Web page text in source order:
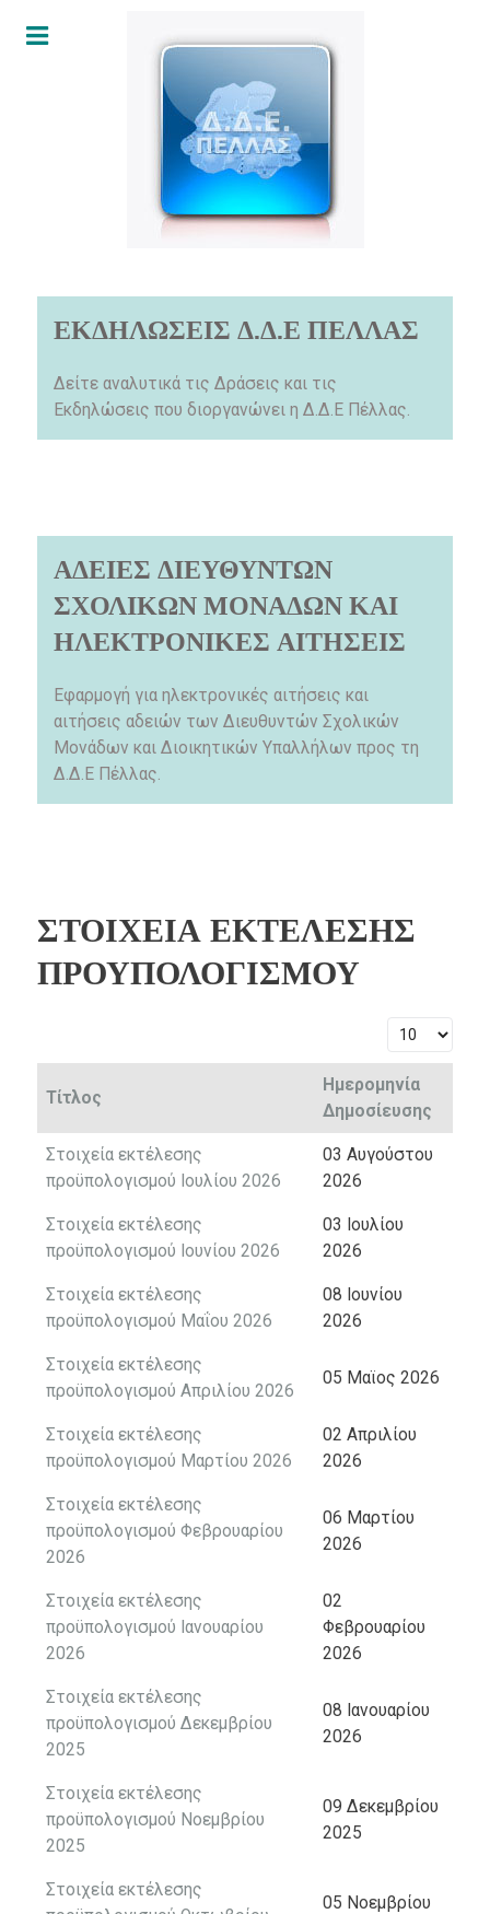
ΕΚΔΗΛΩΣΕΙΣ Δ.Δ.Ε ΠΕΛΛΑΣ
Δείτε αναλυτικά τις Δράσεις και τις
Εκδηλώσεις που διοργανώνει η Δ.Δ.Ε Πέλλας.
ΑΔΕΙΕΣ ΔΙΕΥΘΥΝΤΩΝ
ΣΧΟΛΙΚΩΝ ΜΟΝΑΔΩΝ ΚΑΙ
ΗΛΕΚΤΡΟΝΙΚΕΣ ΑΙΤΗΣΕΙΣ
Εφαρμογή για ηλεκτρονικές αιτήσεις και
αιτήσεις αδειών των Διευθυντών Σχολικών
Μονάδων και Διοικητικών Υπαλλήλων προς τη
Δ.Δ.Ε Πέλλας.
ΣΤΟΙΧΕΙΑ ΕΚΤΕΛΕΣΗΣ
ΠΡΟΥΠΟΛΟΓΙΣΜΟΥ
Εμφάνιση #
Τίτλος
Ημερομηνία
Δημοσίευσης
Στοιχεία εκτέλεσης
προϋπολογισμού Ιουλίου 2026
03 Αυγούστου
2026
Στοιχεία εκτέλεσης
προϋπολογισμού Ιουνίου 2026
03 Ιουλίου
2026
Στοιχεία εκτέλεσης
προϋπολογισμού Μαΐου 2026
08 Ιουνίου
2026
Στοιχεία εκτέλεσης
προϋπολογισμού Απριλίου 2026
05 Μαϊος 2026
Στοιχεία εκτέλεσης
προϋπολογισμού Μαρτίου 2026
02 Απριλίου
2026
Στοιχεία εκτέλεσης
προϋπολογισμού Φεβρουαρίου
2026
06 Μαρτίου
2026
Στοιχεία εκτέλεσης
προϋπολογισμού Ιανουαρίου
2026
02
Φεβρουαρίου
2026
Στοιχεία εκτέλεσης
προϋπολογισμού Δεκεμβρίου
2025
08 Ιανουαρίου
2026
Στοιχεία εκτέλεσης
προϋπολογισμού Νοεμβρίου
2025
09 Δεκεμβρίου
2025
Στοιχεία εκτέλεσης
05 Νοεμβρίου